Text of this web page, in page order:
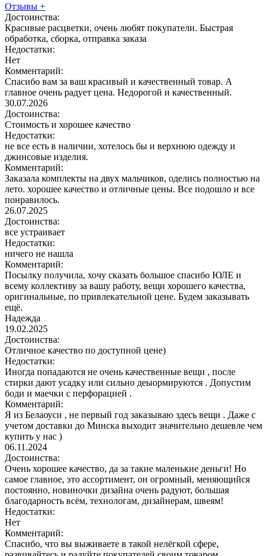
Отзывы +
Достоинства:
Красивые расцветки, очень любят покупатели. Быстрая
обработка, сборка, отправка заказа
Недостатки:
Нет
Комментарий:
Спасибо вам за ваш красивый и качественный товар. А
главное очень радует цена. Недорогой и качественный.
30.07.2026
Достоинства:
Стоимость и хорошее качество
Недостатки:
не все есть в наличии, хотелось бы и верхнюю одежду и
джинсовые изделия.
Комментарий:
Заказала комплекты на двух мальчиков, оделись полностью на
лето. хорошее качество и отличные цены. Все подошло и все
понравилось.
26.07.2025
Достоинства:
все устраивает
Недостатки:
ничего не нашла
Комментарий:
Посылку получила, хочу сказать большое спасибо ЮЛЕ и
всему коллективу за вашу работу, вещи хорошего качества,
оригинальные, по привлекательной цене. Будем заказывать
ещё.
Надежда
19.02.2025
Достоинства:
Отличное качество по доступной цене)
Недостатки:
Иногда попадаются не очень качественные вещи , после
стирки дают усадку или сильно деыормируются . Допустим
боди и маечки с перфорацией .
Комментарий:
Я из Белаоуси , не первый год заказываю здесь вещи . Даже с
учетом доставки до Минска выходит значительно дешевле чем
купить у нас )
06.11.2024
Достоинства:
Очень хорошее качество, да за такие маленькие деньги! Но
самое главное, это ассортимент, он огромный, меняющийся
постоянно, новиночки дизайна очень радуют, большая
благодарность всём, технологам, дизайнерам, швеям!
Недостатки:
Нет
Комментарий:
Спасибо, что вы выживаете в такой нелёгкой сфере,